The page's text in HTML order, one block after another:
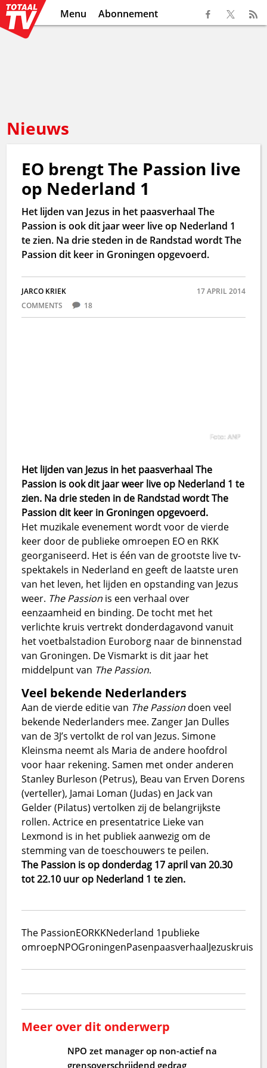
Menu Abonnement
Nieuws
EO brengt The Passion live
op Nederland 1
Het lijden van Jezus in het paasverhaal The
Passion is ook dit jaar weer live op Nederland 1
te zien. Na drie steden in de Randstad wordt The
Passion dit keer in Groningen opgevoerd.
JARCO KRIEK
17 APRIL 2014
COMMENTS
18
Foto: ANP
Het lijden van Jezus in het paasverhaal The
Passion is ook dit jaar weer live op Nederland 1 te
zien. Na drie steden in de Randstad wordt The
Passion dit keer in Groningen opgevoerd.
Het muzikale evenement wordt voor de vierde
keer door de publieke omroepen EO en RKK
georganiseerd. Het is één van de grootste live tv-
spektakels in Nederland en geeft de laatste uren
van het leven, het lijden en opstanding van Jezus
weer. The Passion is een verhaal over
eenzaamheid en binding. De tocht met het
verlichte kruis vertrekt donderdagavond vanuit
het voetbalstadion Euroborg naar de binnenstad
van Groningen. De Vismarkt is dit jaar het
middelpunt van The Passion.
Veel bekende Nederlanders
Aan de vierde editie van The Passion doen veel
bekende Nederlanders mee. Zanger Jan Dulles
van de 3J’s vertolkt de rol van Jezus. Simone
Kleinsma neemt als Maria de andere hoofdrol
voor haar rekening. Samen met onder anderen
Stanley Burleson (Petrus), Beau van Erven Dorens
(verteller), Jamai Loman (Judas) en Jack van
Gelder (Pilatus) vertolken zij de belangrijkste
rollen. Actrice en presentatrice Lieke van
Lexmond is in het publiek aanwezig om de
stemming van de toeschouwers te peilen.
The Passion is op donderdag 17 april van 20.30
tot 22.10 uur op Nederland 1 te zien.
The PassionEORKKNederland 1publieke
omroepNPOGroningenPasenpaasverhaalJezuskruis
Meer over dit onderwerp
NPO zet manager op non-actief na
grensoverschrijdend gedrag